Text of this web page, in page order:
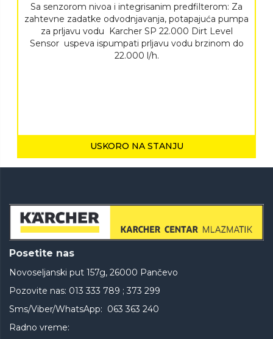
Sa senzorom nivoa i integrisanim predfilterom: Za
zahtevne zadatke odvodnjavanja, potapajuća pumpa
za prljavu vodu Karcher SP 22.000 Dirt Level
Sensor uspeva ispumpati prljavu vodu brzinom do
22.000 l/h.
USKORO NA STANJU
Posetite nas
Novoseljanski put 157g, 26000 Pančevo
Pozovite nas: 013 333 789 ; 373 299
Sms/Viber/WhatsApp: 063 363 240
Radno vreme: